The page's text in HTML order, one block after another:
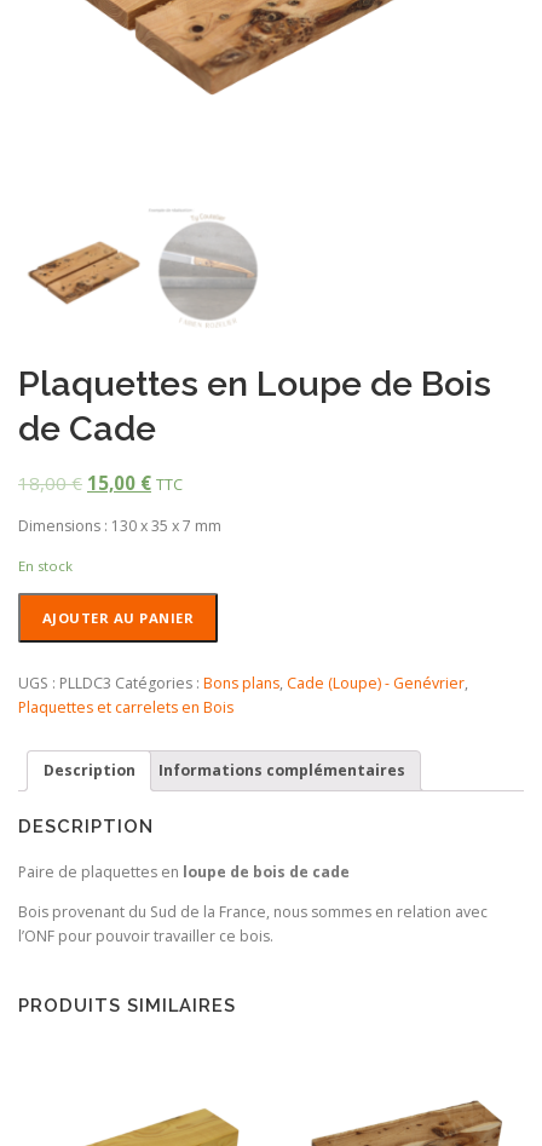
Plaquettes en Loupe de Bois
de Cade
18,00€ 15,00 € TTC
Dimensions : 130 x 35 x 7 mm
En stock
en
Loupe
Bois
Cade
AJOUTER AU PANIER
UGS : PLLDC3 Catégories : Bons plans, Cade (Loupe) - Genévrier,
Plaquettes et carrelets en Bois
Description Informations complémentaires
DESCRIPTION
Paire de plaquettes en loupe de bois de cade
Bois provenant du Sud de la France, nous sommes en relation avec
l’ONF pour pouvoir travailler ce bois.
PRODUITS SIMILAIRES